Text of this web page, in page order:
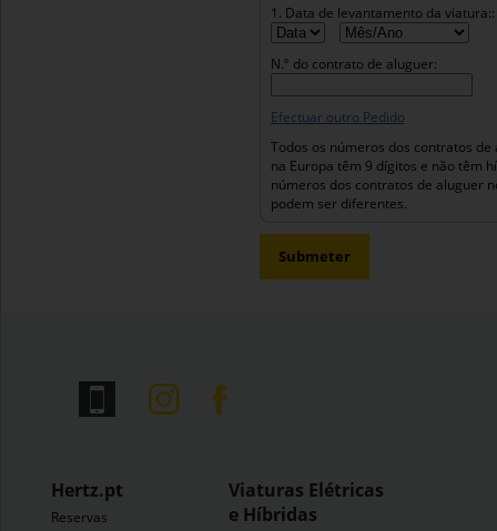
1. Data de levantamento da viatura::
N.º do contrato de aluguer:
Efectuar outro Pedido
Todos os números dos contratos de
na Europa têm 9 dígitos e não têm
números dos contratos de aluguer
podem ser diferentes.
Submeter
Hertz.pt
Reservas
Viaturas Elétricas
e Híbridas